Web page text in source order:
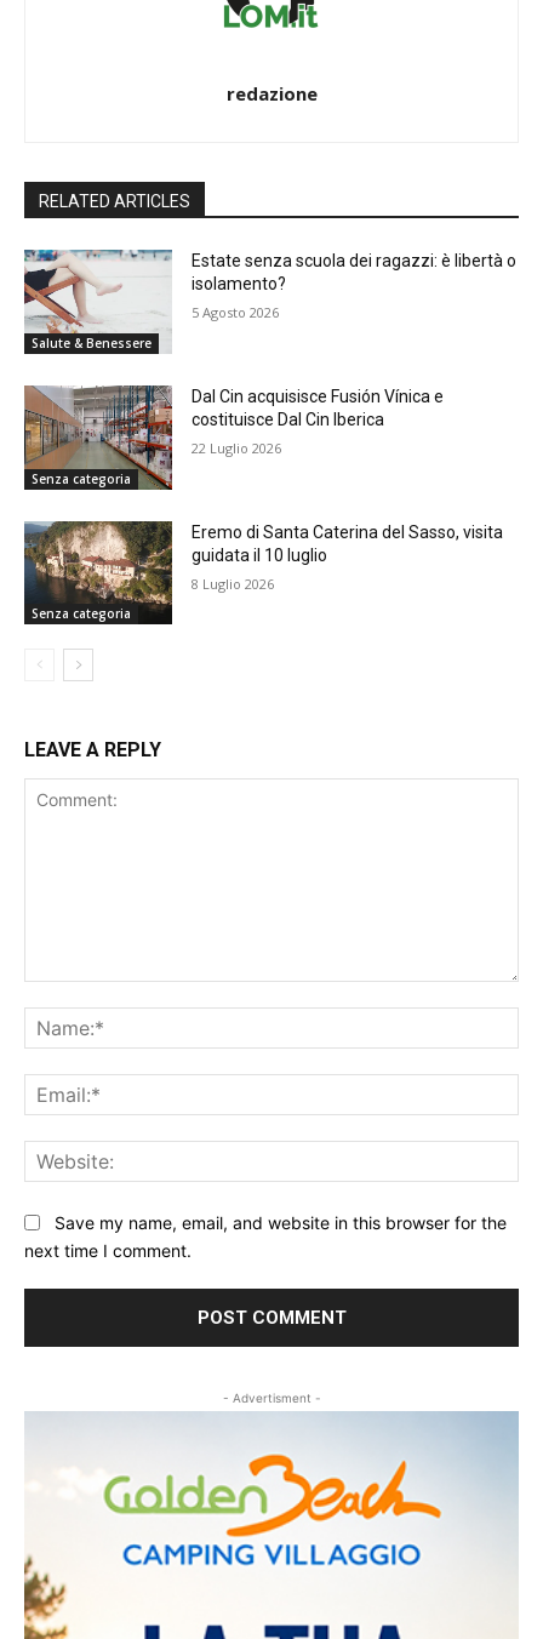
redazione
RELATED ARTICLES
Salute & Benessere
Estate senza scuola dei ragazzi: è libertà o
isolamento?
5 Agosto 2026
Senza categoria
Dal Cin acquisisce Fusión Vínica e
costituisce Dal Cin Iberica
22 Luglio 2026
Senza categoria
Eremo di Santa Caterina del Sasso, visita
guidata il 10 luglio
8 Luglio 2026
LEAVE A REPLY
Save my name, email, and website in this browser for the
next time I comment.
- Advertisment -